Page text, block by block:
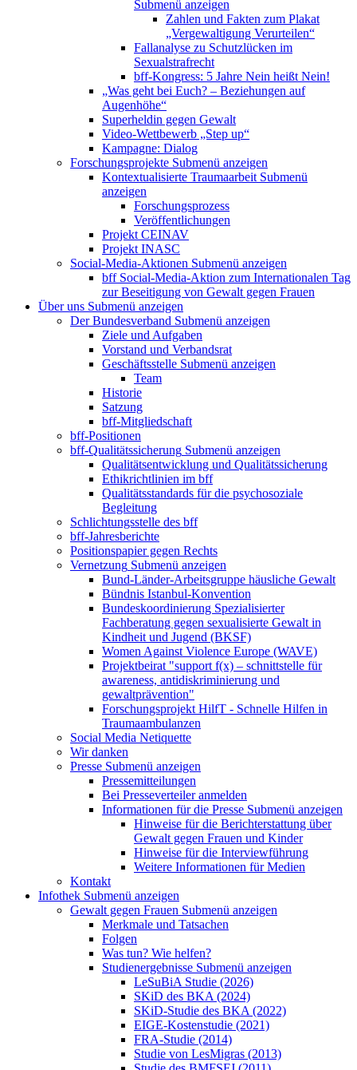
Submenü anzeigen
Zahlen und Fakten zum Plakat
„Vergewaltigung Verurteilen“
Fallanalyse zu Schutzlücken im
Sexualstrafrecht
bff-Kongress: 5 Jahre Nein heißt Nein!
„Was geht bei Euch? – Beziehungen auf
Augenhöhe“
Superheldin gegen Gewalt
Video-Wettbewerb „Step up“
Kampagne: Dialog
Forschungsprojekte Submenü anzeigen
Kontextualisierte Traumaarbeit Submenü
anzeigen
Forschungsprozess
Veröffentlichungen
Projekt CEINAV
Projekt INASC
Social-Media-Aktionen Submenü anzeigen
bff Social-Media-Aktion zum Internationalen Tag
zur Beseitigung von Gewalt gegen Frauen
Über uns Submenü anzeigen
Der Bundesverband Submenü anzeigen
Ziele und Aufgaben
Vorstand und Verbandsrat
Geschäftsstelle Submenü anzeigen
Team
Historie
Satzung
bff-Mitgliedschaft
bff-Positionen
bff-Qualitätssicherung Submenü anzeigen
Qualitätsentwicklung und Qualitätssicherung
Ethikrichtlinien im bff
Qualitätsstandards für die psychosoziale
Begleitung
Schlichtungsstelle des bff
bff-Jahresberichte
Positionspapier gegen Rechts
Vernetzung Submenü anzeigen
Bund-Länder-Arbeitsgruppe häusliche Gewalt
Bündnis Istanbul-Konvention
Bundeskoordinierung Spezialisierter
Fachberatung gegen sexualisierte Gewalt in
Kindheit und Jugend (BKSF)
Women Against Violence Europe (WAVE)
Projektbeirat "support f(x) – schnittstelle für
awareness, antidiskriminierung und
gewaltprävention"
Forschungsprojekt HilfT - Schnelle Hilfen in
Traumaambulanzen
Social Media Netiquette
Wir danken
Presse Submenü anzeigen
Pressemitteilungen
Bei Presseverteiler anmelden
Informationen für die Presse Submenü anzeigen
Hinweise für die Berichterstattung über
Gewalt gegen Frauen und Kinder
Hinweise für die Interviewführung
Weitere Informationen für Medien
Kontakt
Infothek Submenü anzeigen
Gewalt gegen Frauen Submenü anzeigen
Merkmale und Tatsachen
Folgen
Was tun? Wie helfen?
Studienergebnisse Submenü anzeigen
LeSuBiA Studie (2026)
SKiD des BKA (2024)
SKiD-Studie des BKA (2022)
EIGE-Kostenstudie (2021)
FRA-Studie (2014)
Studie von LesMigras (2013)